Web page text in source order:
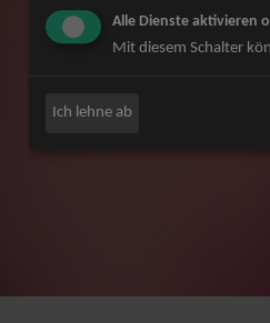
Bob Dylan Tickets
Mark Forster Tickets
Niedeckens BAP Tickets
Alle Dienste aktivieren
Mit diesem Schalter
Ich lehne ab